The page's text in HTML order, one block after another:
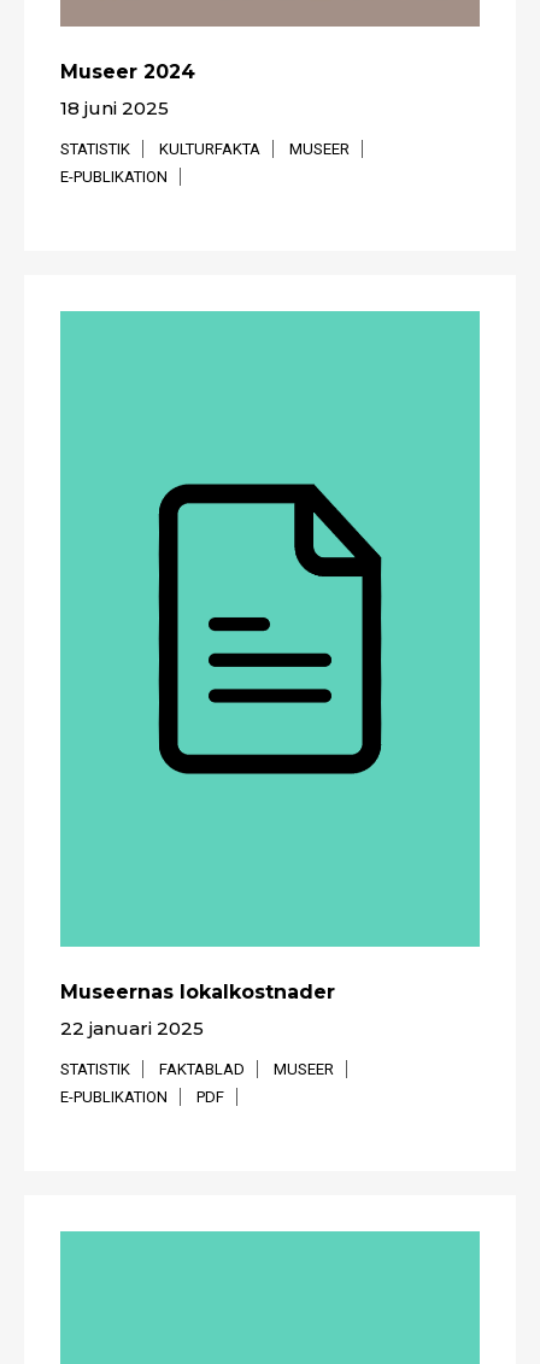
Museer 2024
18 juni 2025
STATISTIK KULTURFAKTA
MUSEER
E-PUBLIKATION
Museernas lokalkostnader
22 januari 2025
STATISTIK FAKTABLAD
MUSEER
E-PUBLIKATION
PDF